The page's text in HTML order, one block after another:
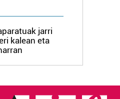
cookie teknologiaz
gero, teknologia hori
jarri
kalean eta